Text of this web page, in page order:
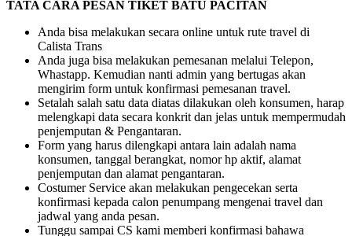
TATA CARA PESAN TIKET BATU PACITAN
Anda bisa melakukan secara online untuk rute travel di
Calista Trans
Anda juga bisa melakukan pemesanan melalui Telepon,
Whastapp. Kemudian nanti admin yang bertugas akan
mengirim form untuk konfirmasi pemesanan travel.
Setalah salah satu data diatas dilakukan oleh konsumen, harap
melengkapi data secara konkrit dan jelas untuk mempermudah
penjemputan & Pengantaran.
Form yang harus dilengkapi antara lain adalah nama
konsumen, tanggal berangkat, nomor hp aktif, alamat
penjemputan dan alamat pengantaran.
Costumer Service akan melakukan pengecekan serta
konfirmasi kepada calon penumpang mengenai travel dan
jadwal yang anda pesan.
Tunggu sampai CS kami memberi konfirmasi bahawa